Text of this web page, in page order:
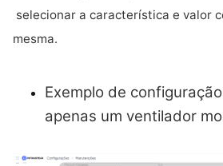
selecionar a característica e valor
mesma.
Exemplo de
apenas um ventilador